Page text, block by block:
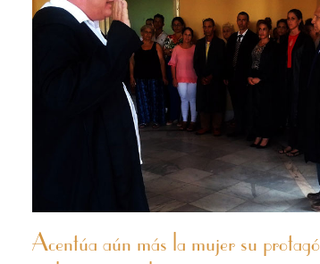
Acentúa aún más la mujer su